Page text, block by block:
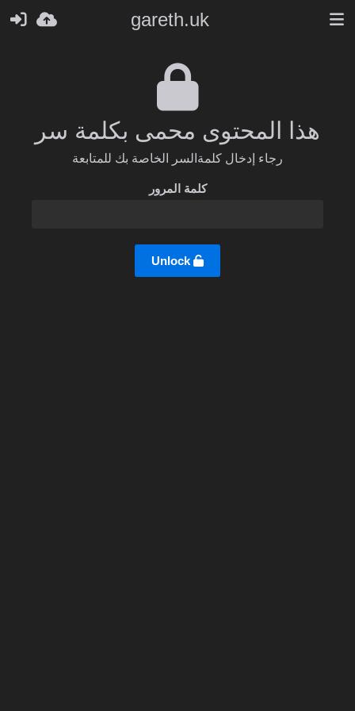
gareth.uk
هذا المحتوى محمى بكلمة سر
رجاء إدخال كلمةالسر الخاصة بك للمتابعة
كلمة المرور
Unlock